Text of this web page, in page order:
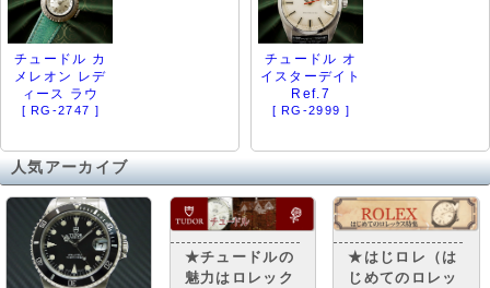
チュードル カ
メレオン レデ
ィース ラウ
[ RG-2747 ]
チュードル オ
イスターデイト
Ref.7
[ RG-2999 ]
人気アーカイブ
★チュードルの
魅力はロレック
★はじロレ（は
じめてのロレッ